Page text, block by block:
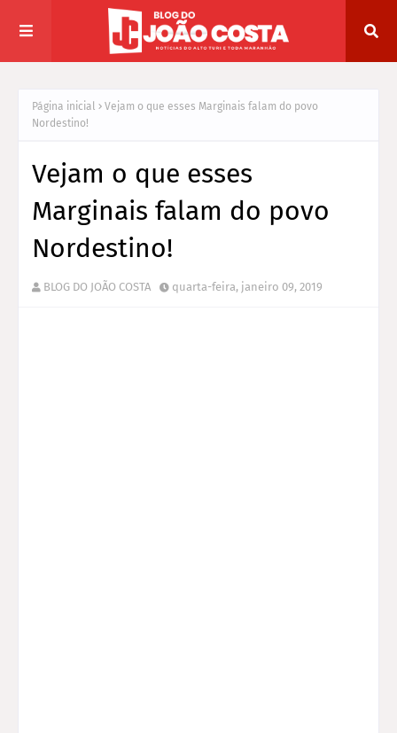
Página inicial
Vejam o que esses Marginais falam do povo
Nordestino!
Vejam o que esses
Marginais falam do povo
Nordestino!
BLOG DO JOÃO COSTA quarta-feira, janeiro 09, 2019